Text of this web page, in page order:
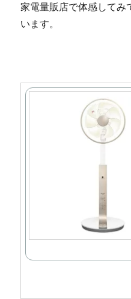
家電量販店で体感してみ
います。